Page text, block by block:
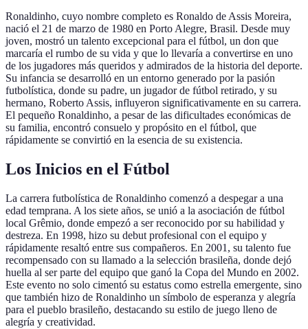
Ronaldinho, cuyo nombre completo es Ronaldo de Assis Moreira,
nació el 21 de marzo de 1980 en Porto Alegre, Brasil. Desde muy
joven, mostró un talento excepcional para el fútbol, un don que
marcaría el rumbo de su vida y que lo llevaría a convertirse en uno
de los jugadores más queridos y admirados de la historia del deporte.
Su infancia se desarrolló en un entorno generado por la pasión
futbolística, donde su padre, un jugador de fútbol retirado, y su
hermano, Roberto Assis, influyeron significativamente en su carrera.
El pequeño Ronaldinho, a pesar de las dificultades económicas de
su familia, encontró consuelo y propósito en el fútbol, que
rápidamente se convirtió en la esencia de su existencia.
Los Inicios en el Fútbol
La carrera futbolística de Ronaldinho comenzó a despegar a una
edad temprana. A los siete años, se unió a la asociación de fútbol
local Grêmio, donde empezó a ser reconocido por su habilidad y
destreza. En 1998, hizo su debut profesional con el equipo y
rápidamente resaltó entre sus compañeros. En 2001, su talento fue
recompensado con su llamado a la selección brasileña, donde dejó
huella al ser parte del equipo que ganó la Copa del Mundo en 2002.
Este evento no solo cimentó su estatus como estrella emergente, sino
que también hizo de Ronaldinho un símbolo de esperanza y alegría
para el pueblo brasileño, destacando su estilo de juego lleno de
alegría y creatividad.